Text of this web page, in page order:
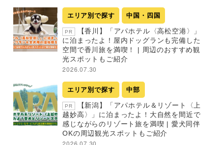
エリア別で探す 中国・四国
PR
【香川】「アパホテル〈高松空港〉」
に泊まったよ！屋内ドッグランも完備した
空間で香川旅を満喫！ | 周辺のおすすめ観
光スポットもご紹介
2026.07.30
エリア別で探す 中部
PR
【新潟】「アパホテル＆リゾート〈上
越妙高〉」に泊まったよ！大自然を間近で
感じながらのリゾート旅を満喫 | 愛犬同伴
OKの周辺観光スポットもご紹介
2026.07.30